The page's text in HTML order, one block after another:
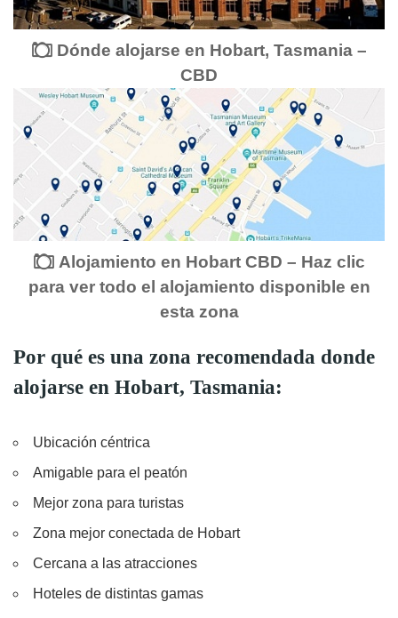
Dónde alojarse en Hobart, Tasmania –
CBD
Alojamiento en Hobart CBD – Haz clic
para ver todo el alojamiento disponible en
esta zona
Por qué es una zona recomendada donde
alojarse en Hobart, Tasmania:
Ubicación céntrica
Amigable para el peatón
Mejor zona para turistas
Zona mejor conectada de Hobart
Cercana a las atracciones
Hoteles de distintas gamas